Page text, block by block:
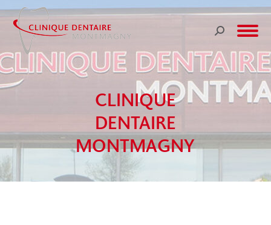
Recherche
CLINIQUE
DENTAIRE
MONTMAGNY